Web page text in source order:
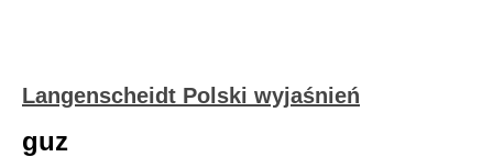
Langenscheidt Polski wyjaśnień
guz